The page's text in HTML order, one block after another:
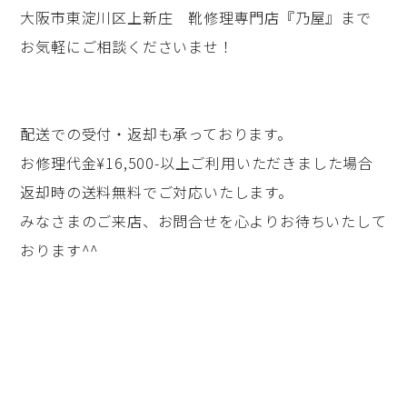
大阪市東淀川区上新庄 靴修理専門店『乃屋』まで
お気軽にご相談くださいませ！
配送での受付・返却も承っております。
お修理代金¥16,500-以上ご利用いただきました場合
返却時の送料無料でご対応いたします。
みなさまのご来店、お問合せを心よりお待ちいたして
おります^^